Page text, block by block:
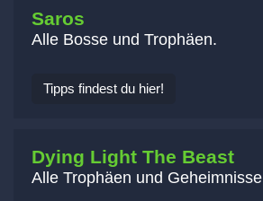
Saros
Alle Bosse und Trophäen.
Tipps findest du hier!
Dying Light The Beast
Alle Trophäen und Geheimnisse